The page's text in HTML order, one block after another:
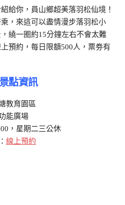
給你，員山鄉超美落羽松仙境！
，來這可以盡情漫步落羽松小
繞一圈約15分鐘左右不會太難
預約，每日限額500人，票劵有
點資訊
教育園區
能廣場
，星期二三公休
線上預約